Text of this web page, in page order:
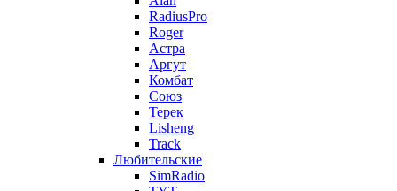
RadiusPro
Roger
Астра
Аргут
Комбат
Союз
Терек
Lisheng
Track
Любительские
SimRadio